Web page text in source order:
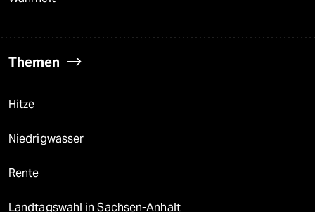
Themen
Hitze
Niedrigwasser
Rente
Landtagswahl in Sachsen-Anhalt